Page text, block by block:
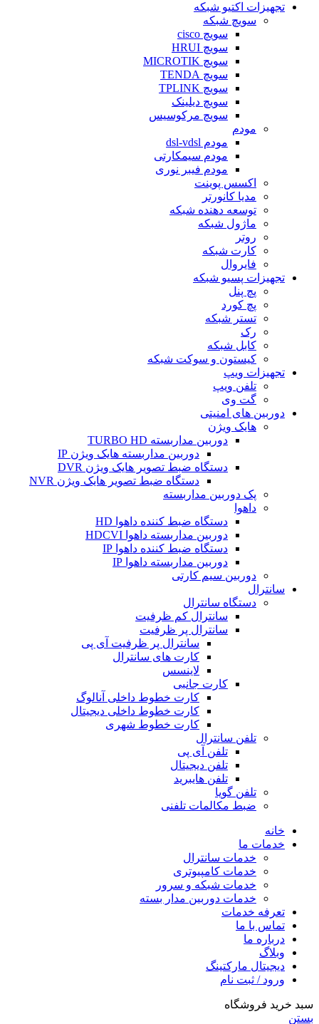
تجهیزات اکتیو شبکه
سویچ شبکه
سویچ cisco
سویچ HRUI
سویچ MICROTIK
سویچ TENDA
سویچ TPLINK
سویچ دیلینک
سویچ مرکوسیس
مودم
مودم dsl-vdsl
مودم سیمکارتی
مودم فیبر نوری
اکسس پوینت
مدیا کانورتر
توسعه دهنده شبکه
ماژول شبکه
روتر
کارت شبکه
فایروال
تجهیزات پسیو شبکه
پچ پنل
پچ کورد
تستر شبکه
رک
کابل شبکه
کیستون و سوکت شبکه
تجهیزات ویپ
تلفن ویپ
گت وی
دوربین های امنیتی
هایک ویژن
دوربین مداربسته TURBO HD
دوربین مداربسته هایک ویژن IP
دستگاه ضبط تصویر هایک ویژن DVR
دستگاه ضبط تصویر هایک ویژن NVR
پک دوربین مداربسته
داهوا
دستگاه ضبط کننده داهوا HD
دوربین مداربسته داهوا HDCVI
دستگاه ضبط کننده داهوا IP
دوربین مداربسته داهوا IP
دوربین سیم کارتی
سانترال
دستگاه سانترال
سانترال کم ظرفیت
سانترال پر ظرفیت
سانترال پر ظرفیت آی پی
کارت های سانترال
لاینسس
کارت جانبی
کارت خطوط داخلی آنالوگ
کارت خطوط داخلی دیجیتال
کارت خطوط شهری
تلفن سانترال
تلفن آی پی
تلفن دیجیتال
تلفن هایبرید
تلفن گویا
ضبط مکالمات تلفنی
خانه
خدمات ما
خدمات سانترال
خدمات کامپیوتری
خدمات شبکه و سرور
خدمات دوربین مدار بسته
تعرفه خدمات
تماس با ما
درباره ما
وبلاگ
دیجیتال مارکتینگ
ورود / ثبت نام
سبد خرید فروشگاه
بستن